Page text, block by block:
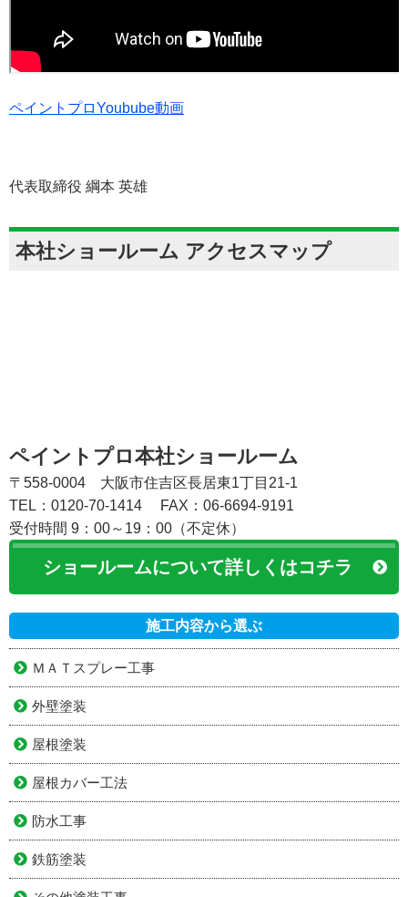
ペイントプロYoubube動画
代表取締役 綱本 英雄
本社ショールーム アクセスマップ
ペイントプロ本社ショールーム
〒558-0004 大阪市住吉区長居東1丁目21-1
TEL：0120-70-1414
FAX：06-6694-9191
受付時間 9：00～19：00（不定休）
ショールームについて詳しくはコチラ
施工内容から選ぶ
ＭＡＴスプレー工事
外壁塗装
屋根塗装
屋根カバー工法
防水工事
鉄筋塗装